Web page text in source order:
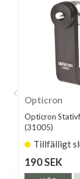
Opticron
Opticron
(31005)
Tillfälligt
190 SEK